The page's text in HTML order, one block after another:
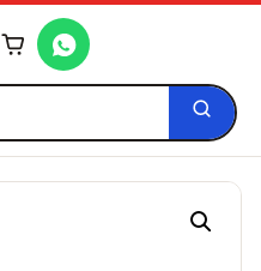
Tu carrito está vacío